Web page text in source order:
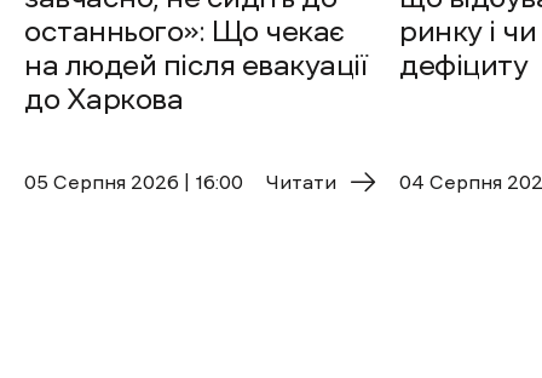
останнього»: Що чекає
на людей після евакуації
до Харкова
05 Cерпня 2026 | 16:00 Читати
ринку і
дефіциту
04 Cерпня